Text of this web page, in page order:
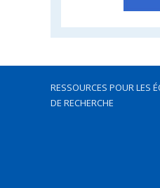
RESSOURCES POUR LES
DE RECHERCHE